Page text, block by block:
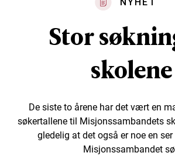
Stor
skolene
De siste to årene har det vært en
søkertallene til Misjonssambandets
gledelig at det også er noe en
Misjonssambandet